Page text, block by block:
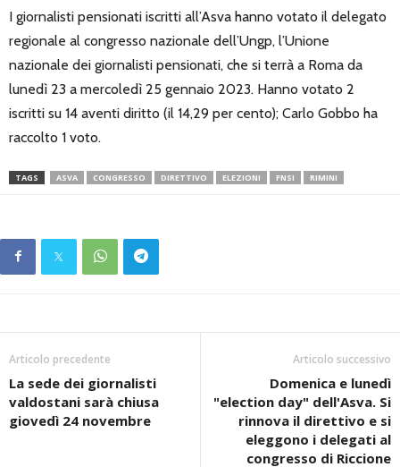
I giornalisti pensionati iscritti all’Asva hanno votato il delegato
regionale al congresso nazionale dell’Ungp, l’Unione
nazionale dei giornalisti pensionati, che si terrà a Roma da
lunedì 23 a mercoledì 25 gennaio 2023. Hanno votato 2
iscritti su 14 aventi diritto (il 14,29 per cento); Carlo Gobbo ha
raccolto 1 voto.
TAGS ASVA CONGRESSO DIRETTIVO ELEZIONI FNSI RIMINI
Articolo precedente
La sede dei giornalisti
valdostani sarà chiusa
giovedì 24 novembre
Articolo successivo
Domenica e lunedì
"election day" dell'Asva. Si
rinnova il direttivo e si
eleggono i delegati al
congresso di Riccione